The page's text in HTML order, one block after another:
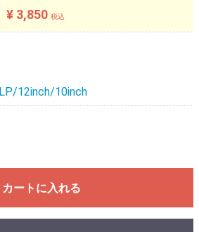
¥ 3,850 税込
LP/12inch/10inch
カートに入れる